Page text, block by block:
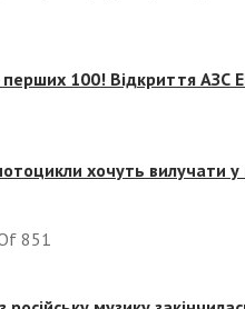
100! Відкриття АЗС
хочуть вилучати
851